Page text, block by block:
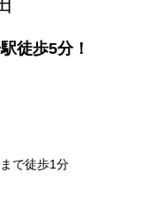
徒歩5分！
で徒歩1分